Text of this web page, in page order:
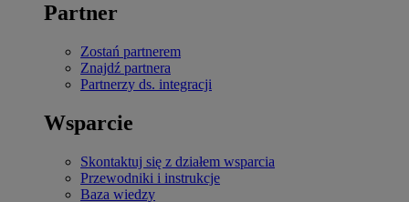
Partner
Zostań partnerem
Znajdź partnera
Partnerzy ds. integracji
Wsparcie
Skontaktuj się z działem wsparcia
Przewodniki i instrukcje
Baza wiedzy